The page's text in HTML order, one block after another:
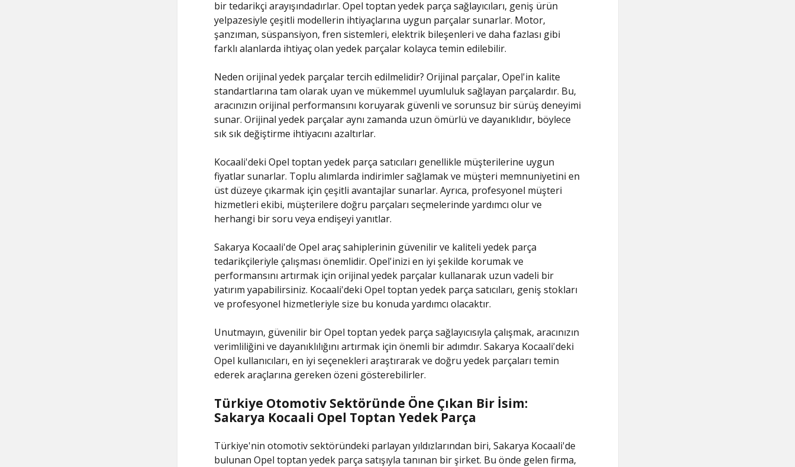
bir tedarikçi arayışındadırlar. Opel toptan yedek parça sağlayıcıları, geniş ürün
yelpazesiyle çeşitli modellerin ihtiyaçlarına uygun parçalar sunarlar. Motor,
şanzıman, süspansiyon, fren sistemleri, elektrik bileşenleri ve daha fazlası gibi
farklı alanlarda ihtiyaç olan yedek parçalar kolayca temin edilebilir.
Neden orijinal yedek parçalar tercih edilmelidir? Orijinal parçalar, Opel'in kalite
standartlarına tam olarak uyan ve mükemmel uyumluluk sağlayan parçalardır. Bu,
aracınızın orijinal performansını koruyarak güvenli ve sorunsuz bir sürüş deneyimi
sunar. Orijinal yedek parçalar aynı zamanda uzun ömürlü ve dayanıklıdır, böylece
sık sık değiştirme ihtiyacını azaltırlar.
Kocaali'deki Opel toptan yedek parça satıcıları genellikle müşterilerine uygun
fiyatlar sunarlar. Toplu alımlarda indirimler sağlamak ve müşteri memnuniyetini en
üst düzeye çıkarmak için çeşitli avantajlar sunarlar. Ayrıca, profesyonel müşteri
hizmetleri ekibi, müşterilere doğru parçaları seçmelerinde yardımcı olur ve
herhangi bir soru veya endişeyi yanıtlar.
Sakarya Kocaali'de Opel araç sahiplerinin güvenilir ve kaliteli yedek parça
tedarikçileriyle çalışması önemlidir. Opel'inizi en iyi şekilde korumak ve
performansını artırmak için orijinal yedek parçalar kullanarak uzun vadeli bir
yatırım yapabilirsiniz. Kocaali'deki Opel toptan yedek parça satıcıları, geniş stokları
ve profesyonel hizmetleriyle size bu konuda yardımcı olacaktır.
Unutmayın, güvenilir bir Opel toptan yedek parça sağlayıcısıyla çalışmak, aracınızın
verimliliğini ve dayanıklılığını artırmak için önemli bir adımdır. Sakarya Kocaali'deki
Opel kullanıcıları, en iyi seçenekleri araştırarak ve doğru yedek parçaları temin
ederek araçlarına gereken özeni gösterebilirler.
Türkiye Otomotiv Sektöründe Öne Çıkan Bir İsim:
Sakarya Kocaali Opel Toptan Yedek Parça
Türkiye'nin otomotiv sektöründeki parlayan yıldızlarından biri, Sakarya Kocaali'de
bulunan Opel toptan yedek parça satışıyla tanınan bir şirket. Bu önde gelen firma,